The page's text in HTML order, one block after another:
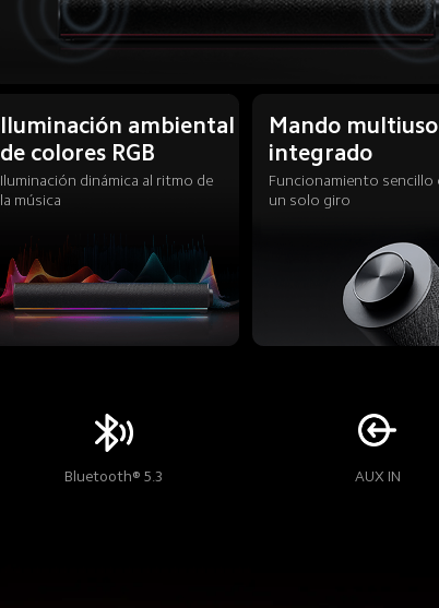
Iluminación ambiental
de colores RGB
Iluminación dinámica al ritmo de
la música
Mando multiuso
integrado
Funcionamiento sencillo
un solo giro
Bluetooth® 5.3 AUX IN